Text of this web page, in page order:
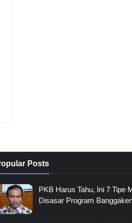
Posts
PKB Harus Tahu, Ini 7 Tipe
Disasar Program